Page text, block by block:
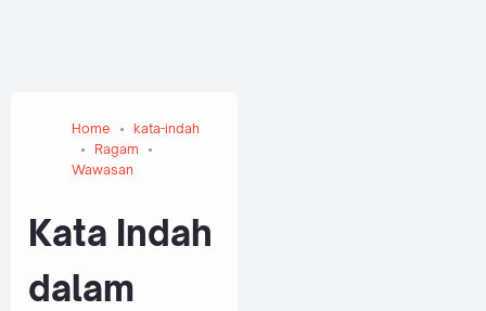
Home
kata-indah
Ragam
Wawasan
Kata Indah
dalam